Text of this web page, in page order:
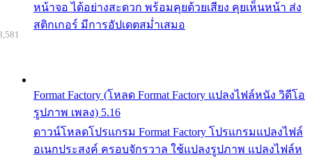
หน้าจอ ได้อย่างสะดวก พร้อมคุยด้วยเสียง คุยเห็นหน้า ส่ง
สติกเกอร์ มีการอัปเดตสม่ำเสมอ
Format Factory (โหลด Format Factory แปลงไฟล์หนัง วิดีโอ
รูปภาพ เพลง) 5.16
ดาวน์โหลดโปรแกรม Format Factory โปรแกรมแปลงไฟล์
อเนกประสงค์ ครอบจักรวาล ใช้แปลงรูปภาพ แปลงไฟล์ห